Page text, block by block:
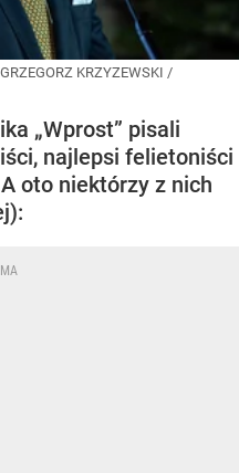
GRZEGORZ KRZYZEWSKI /
„Wprost” pisali
najlepsi felietoniści
oto niektórzy z nich